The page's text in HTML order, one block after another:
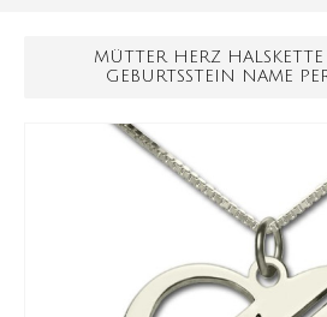
MÜTTER HERZ
GEBURTSSTEIN NAME